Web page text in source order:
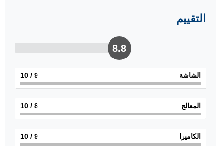
التقييم
8.8
الشاشة 9
/ 10
المعالج 8
/ 10
الكاميرا 9
/ 10